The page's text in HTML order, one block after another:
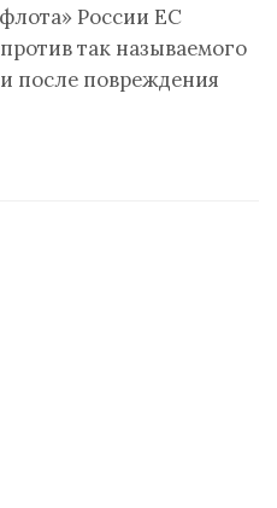
России ЕС
так называемого
после повреждения